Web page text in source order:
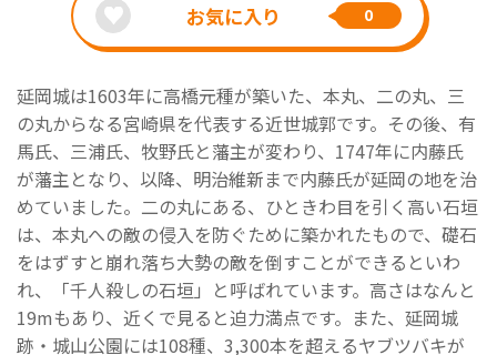
お気に入り 0
延岡城は1603年に高橋元種が築いた、本丸、二の丸、三
の丸からなる宮崎県を代表する近世城郭です。その後、有
馬氏、三浦氏、牧野氏と藩主が変わり、1747年に内藤氏
が藩主となり、以降、明治維新まで内藤氏が延岡の地を治
めていました。二の丸にある、ひときわ目を引く高い石垣
は、本丸への敵の侵入を防ぐために築かれたもので、礎石
をはずすと崩れ落ち大勢の敵を倒すことができるといわ
れ、「千人殺しの石垣」と呼ばれています。高さはなんと
19mもあり、近くで見ると迫力満点です。また、延岡城
跡・城山公園には108種、3,300本を超えるヤブツバキが